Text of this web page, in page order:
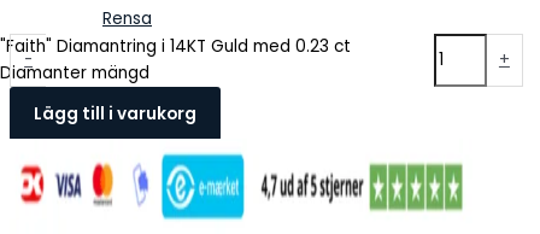
Rensa
-
"Faith" Diamantring i 14KT Guld med 0.23 ct
Diamanter mängd
+
Lägg till i varukorg